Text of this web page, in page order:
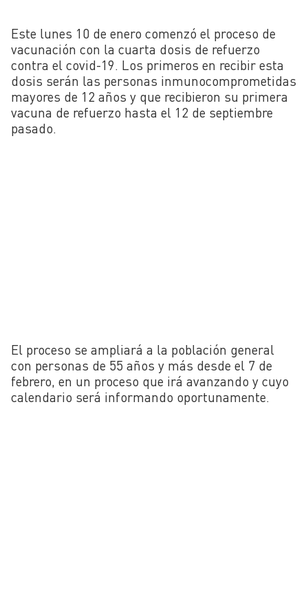
Este lunes 10 de enero comenzó el proceso de
vacunación con la cuarta dosis de refuerzo
contra el covid-19. Los primeros en recibir esta
dosis serán las personas inmunocomprometidas
mayores de 12 años y que recibieron su primera
vacuna de refuerzo hasta el 12 de septiembre
pasado.
El proceso se ampliará a la población general
con personas de 55 años y más desde el 7 de
febrero, en un proceso que irá avanzando y cuyo
calendario será informando oportunamente.